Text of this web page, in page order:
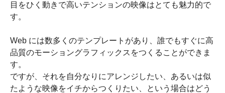
目をひく動きで高いテンションの映像はとても魅力的で
す。
Web には数多くのテンプレートがあり、誰でもすぐに高
品質のモーショングラフィックスをつくることができま
す。
ですが、それを自分なりにアレンジしたい、あるいは似
たような映像をイチからつくりたい、という場合はどう